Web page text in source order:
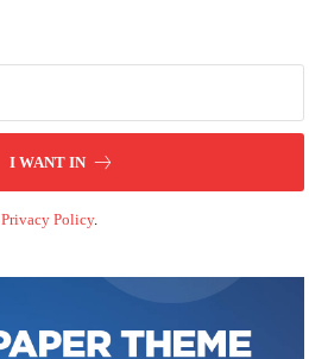
I WANT IN
Privacy Policy.